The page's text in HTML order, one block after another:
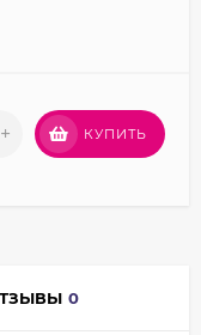
+ КУПИТЬ
0